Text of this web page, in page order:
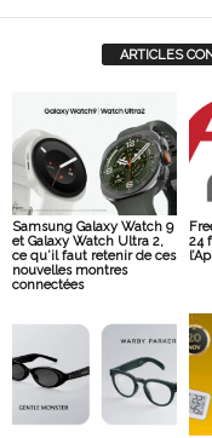
ARTICLES
Samsung Galaxy Watch 9
et Galaxy Watch Ultra 2,
ce qu’il faut retenir de ces
nouvelles montres
connectées
24